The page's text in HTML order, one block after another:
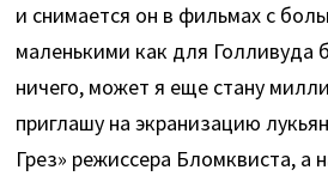
и снимается он в фильмах с
маленькими как для
ничего, может я еще стану
приглашу на экранизацию
Грез» режиссера Бломквиста, а